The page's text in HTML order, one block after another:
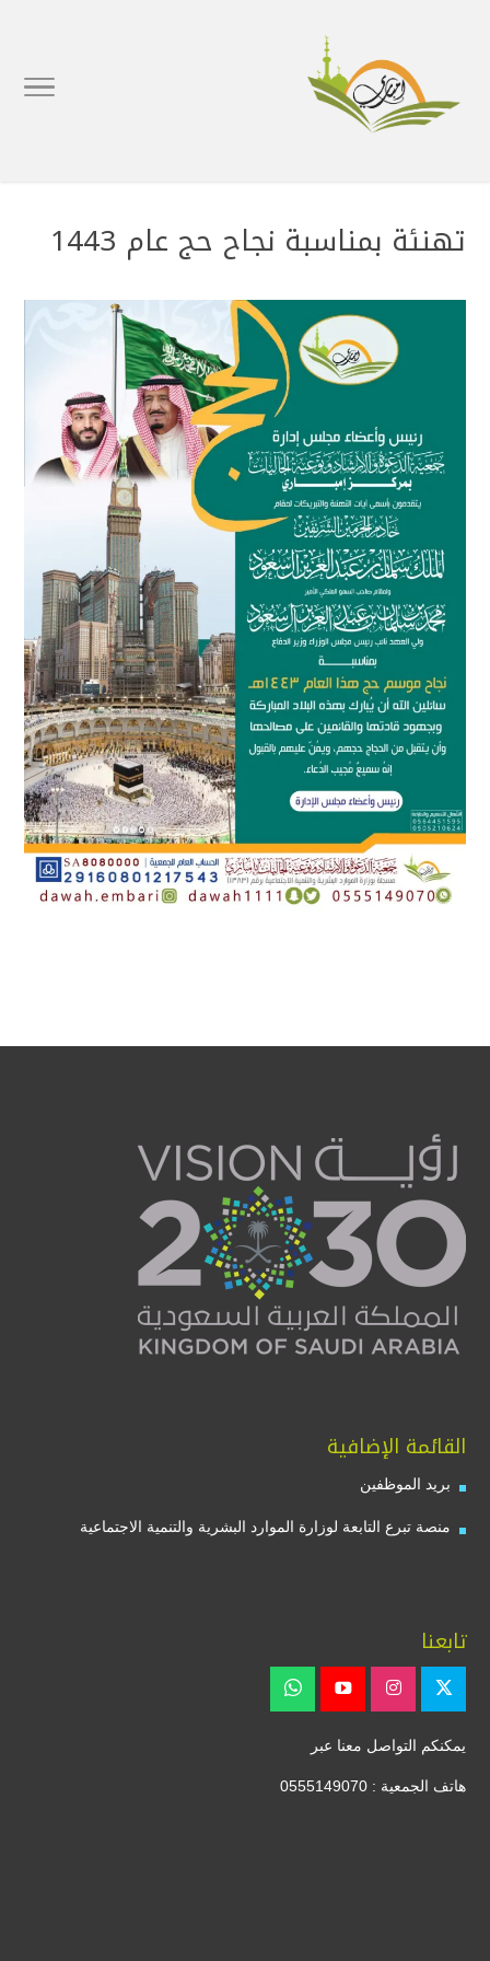
تهنئة بمناسبة نجاح حج عام 1443
القائمة الإضافية
بريد الموظفين
منصة تبرع التابعة لوزارة الموارد البشرية والتنمية الاجتماعية
تابعنا
يمكنكم التواصل معنا عبر
هاتف الجمعية : 0555149070